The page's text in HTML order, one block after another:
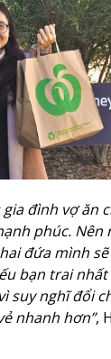
đình vợ ăn
phúc. Nên
đứa mình sẽ
bạn trai
suy nghĩ đổi
nhanh hơn”,